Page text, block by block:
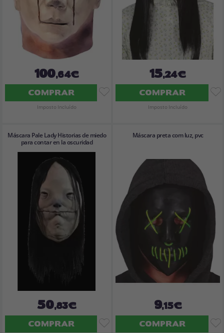
100,64€
COMPRAR
Imposto Incluído
15,24€
COMPRAR
Imposto Incluído
Máscara Pale Lady Historias de miedo
para contar en la oscuridad
50,83€
COMPRAR
Máscara preta com luz, pvc
9,15€
COMPRAR